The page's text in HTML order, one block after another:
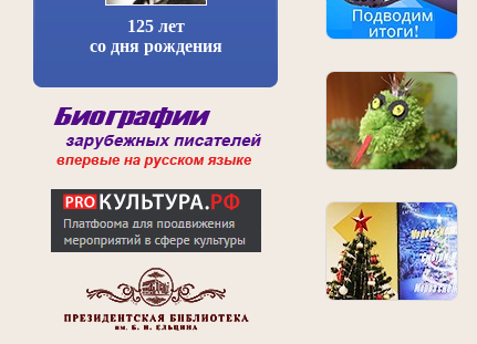
125 лет
со дня рождения